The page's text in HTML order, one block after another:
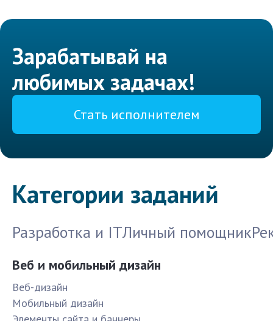
Зарабатывай на
любимых задачах!
Стать исполнителем
Категории заданий
Разработка и ITЛичный помощник
Веб и мобильный дизайн
Веб-дизайн
Мобильный дизайн